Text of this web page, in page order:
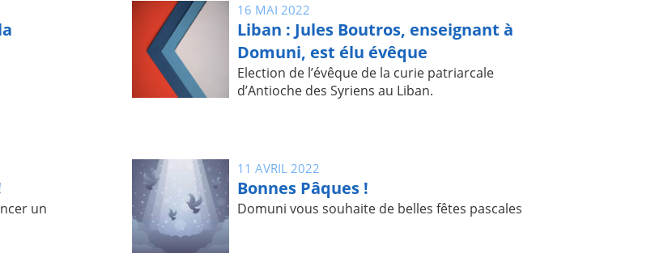
16 MAI 2022
Liban : Jules Boutros, enseignant à
Domuni, est élu évêque
Election de l’évêque de la curie patriarcale
d’Antioche des Syriens au Liban.
un
11 AVRIL 2022
Bonnes Pâques !
Domuni vous souhaite de belles fêtes pascales